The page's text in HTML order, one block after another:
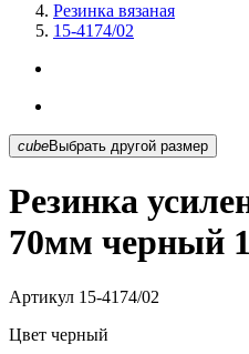
Резинка вязаная
15-4174/02
cubeВыбрать другой размер
Резинка
70мм черный
Артикул 15-4174/02
Цвет черный